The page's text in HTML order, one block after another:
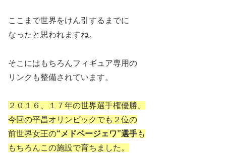
ここまで世界をけん引するまでに
なったと思われますね。
そこにはもちろんフィギュア専用の
リンクも整備されています。
２０１６、１７年の世界選手権優勝、
今回の平昌オリンピックでも２位の
前世界女王の“メドベージェワ”選手も
もちろんこの施設で育ちました。